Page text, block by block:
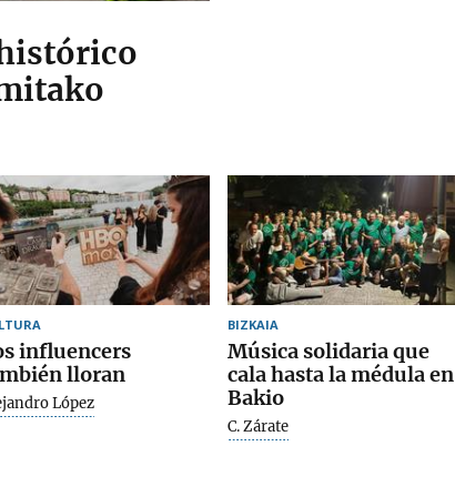
influencers
lloran
López
BIZKAIA
Música solidaria que
cala hasta la médula en
Bakio
C. Zárate